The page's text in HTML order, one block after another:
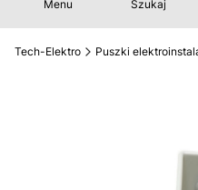
Menu Szukaj
Tech-Elektro Puszki